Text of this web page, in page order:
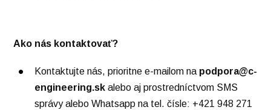
Ako nás kontaktovať?
Kontaktujte nás, prioritne e-mailom na podpora@c-
engineering.sk alebo aj prostredníctvom SMS
správy alebo Whatsapp na tel. čísle: +421 948 271